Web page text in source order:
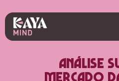
Análise
mercado